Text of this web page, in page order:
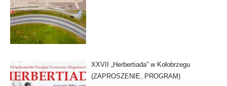
XXVII „Herbertiada” w Kołobrzegu
(ZAPROSZENIE, PROGRAM)